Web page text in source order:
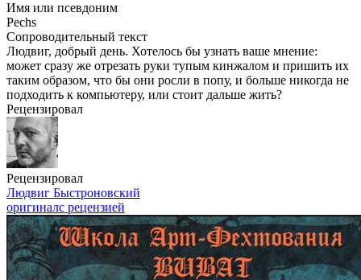
Имя или псевдоним
Pechs
Сопроводительный текст
Людвиг, добрый день. Хотелось бы узнать ваше мнение:
может сразу же отрезать руки тупым кинжалом и пришить их
таким образом, что бы они росли в попу, и больше никогда не
подходить к компьютеру, или стоит дальше жить?
Рецензировал
Рецензировал
Людвиг Быстроновский
оригиналс рецензией